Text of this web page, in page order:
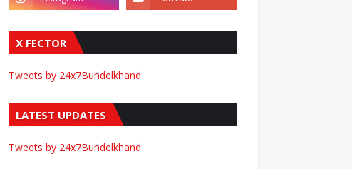
X FECTOR
Tweets by 24x7Bundelkhand
LATEST UPDATES
Tweets by 24x7Bundelkhand